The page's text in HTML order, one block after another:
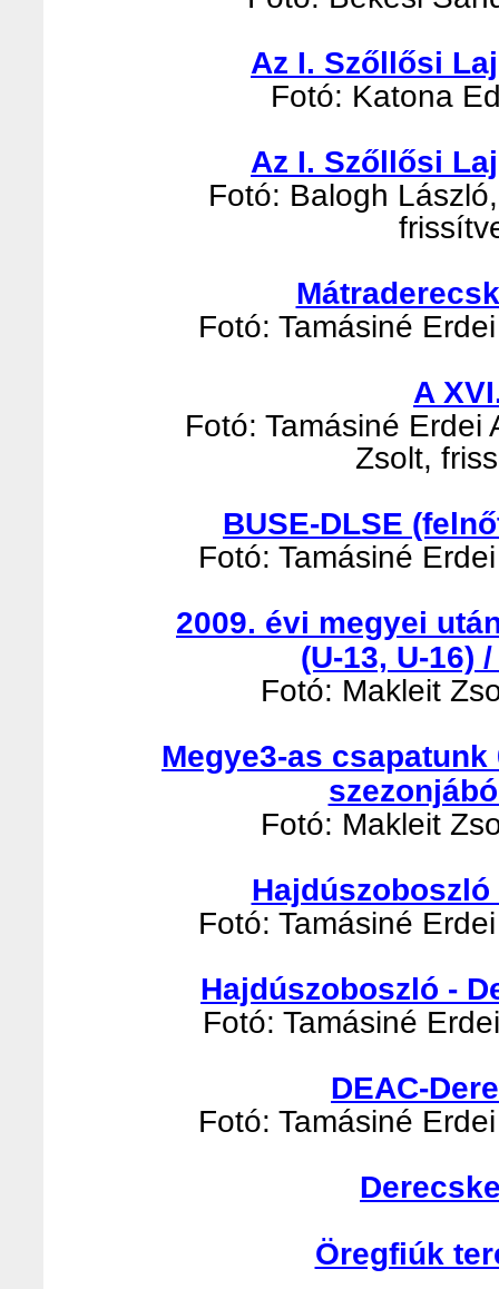
Az I. Szőllősi
Fotó: Katona
Az I. Szőllősi
Fotó: Balogh
Fotó: Tamásiné
A
Fotó: Tamásiné Erdei
Zsolt,
BUSE-DLSE
Fotó: Tamásiné
2009. évi megyei
(U-13, U-16)
Fotó: Makleit
Megye3-as
Fotó: Makleit
Fotó: Tamásiné
Hajdúszoboszló -
Fotó: Tamásiné
DEAC-
Fotó: Tamásiné
Öregfiúk